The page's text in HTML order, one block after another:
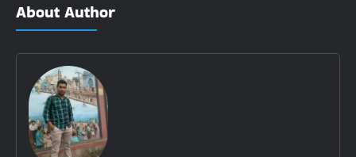
About Author